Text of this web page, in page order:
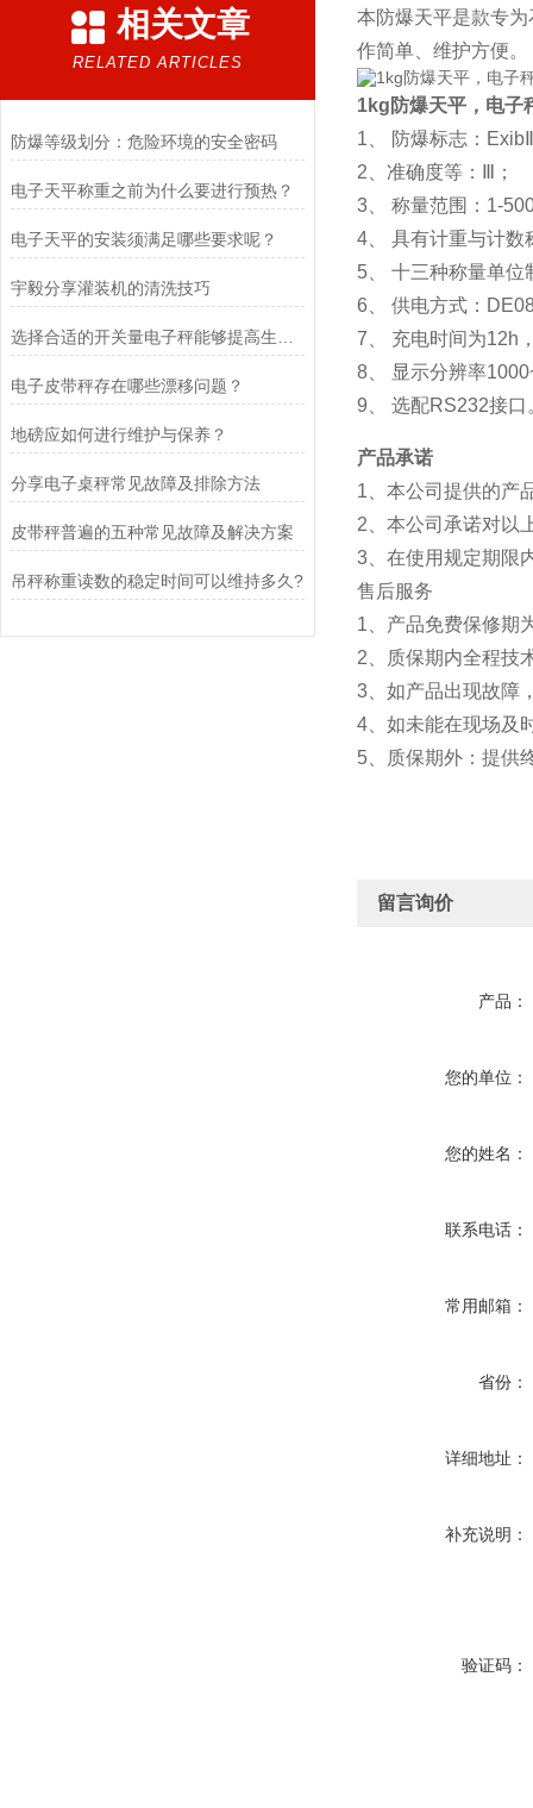
相关文章
RELATED ARTICLES
防爆等级划分：危险环境的安全密码
电子天平称重之前为什么要进行预热？
电子天平的安装须满足哪些要求呢？
宇毅分享灌装机的清洗技巧
电子皮带秤存在哪些漂移问题？
地磅应如何进行维护与保养？
​分享电子桌秤常见故障及排除方法
皮带秤普遍的五种常见故障及解决方案
吊秤称重读数的稳定时间可以维持多久?
本防爆天平是款专
作简单、维护方便。
1kg防爆天平，电子
1、 防爆标志：
2、准确度等：Ⅲ；
3、 称量范围：1-
4、 具有计重与计数
5、 十三种称量单
6、 供电方式：
7、 充电时间为12h
8、 显示分辨率
9、 选配RS232接口
产品承诺
1、本公司提供的产
2、本公司承诺对以
3、在使用规定期限
售后服务
1、产品免费保修期
2、质保期内全
3、如产品出现故障
4、如未能在现场及
5、质保期外：提供
留言询价
产品：
您的单位：
您的姓名：
联系电话：
常用邮箱：
省份：
详细地址：
补充说明：
验证码：